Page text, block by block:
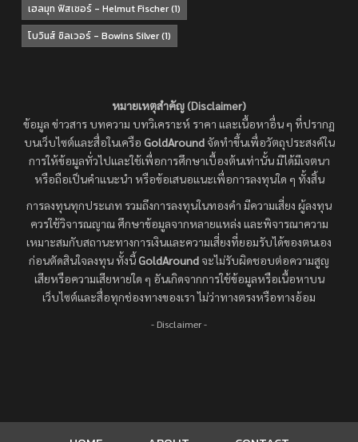
เฮลมุท ฟิสเชอร์ - Helmut Fischer(1)
โบวินส์ ซิลเวอร์ - Bowins Silver(1)
หมายเหตุสำคัญ (Disclaimer)
ข้อมูล ข่าวสาร บทความ บทวิเคราะห์ ราคา และเนื้อหาอื่น ๆ ที่ปรากฏ
บนเว็บไซต์และสื่อในเครือ GoldAroundจัดทำขึ้นเพื่อวัตถุประสงค์ใน
การให้ข้อมูลทั่วไปและใช้เพื่อการศึกษาเบื้องต้นเท่านั้น มิได้มีเจตนา
หรือถือเป็นคำแนะนำ หรือข้อเสนอแนะเพื่อการลงทุนใด ๆ ทั้งสิ้น
การลงทุนทุกประเภท รวมถึงการลงทุนในทองคำ มีความเสี่ยง ผู้ลงทุน
ควรใช้วิจารณญาณ ศึกษาข้อมูลจากหลายแหล่ง และพิจารณาความ
เหมาะสมกับสถานะทางการเงินและความเสี่ยงที่ยอมรับได้ของตนเอง
ก่อนตัดสินใจลงทุน ทั้งนี้GoldAround จะไม่รับผิดชอบต่อความสูญ
เสียหรือความเสียหายใด ๆ อันเกิดจากการใช้ข้อมูลหรือเนื้อหาบน
เว็บไซต์และสื่อทุกช่องทางของเรา ไม่ว่าทางตรงหรือทางอ้อม
- Disclaimer -